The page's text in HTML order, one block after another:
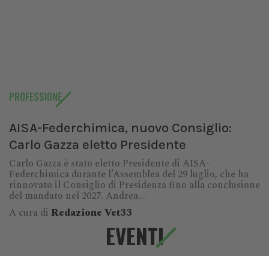
PROFESSIONE
AISA-Federchimica, nuovo Consiglio:
Carlo Gazza eletto Presidente
Carlo Gazza è stato eletto Presidente di AISA-
Federchimica durante l’Assemblea del 29 luglio, che ha
rinnovato il Consiglio di Presidenza fino alla conclusione
del mandato nel 2027. Andrea...
A cura di Redazione Vet33
EVENTI